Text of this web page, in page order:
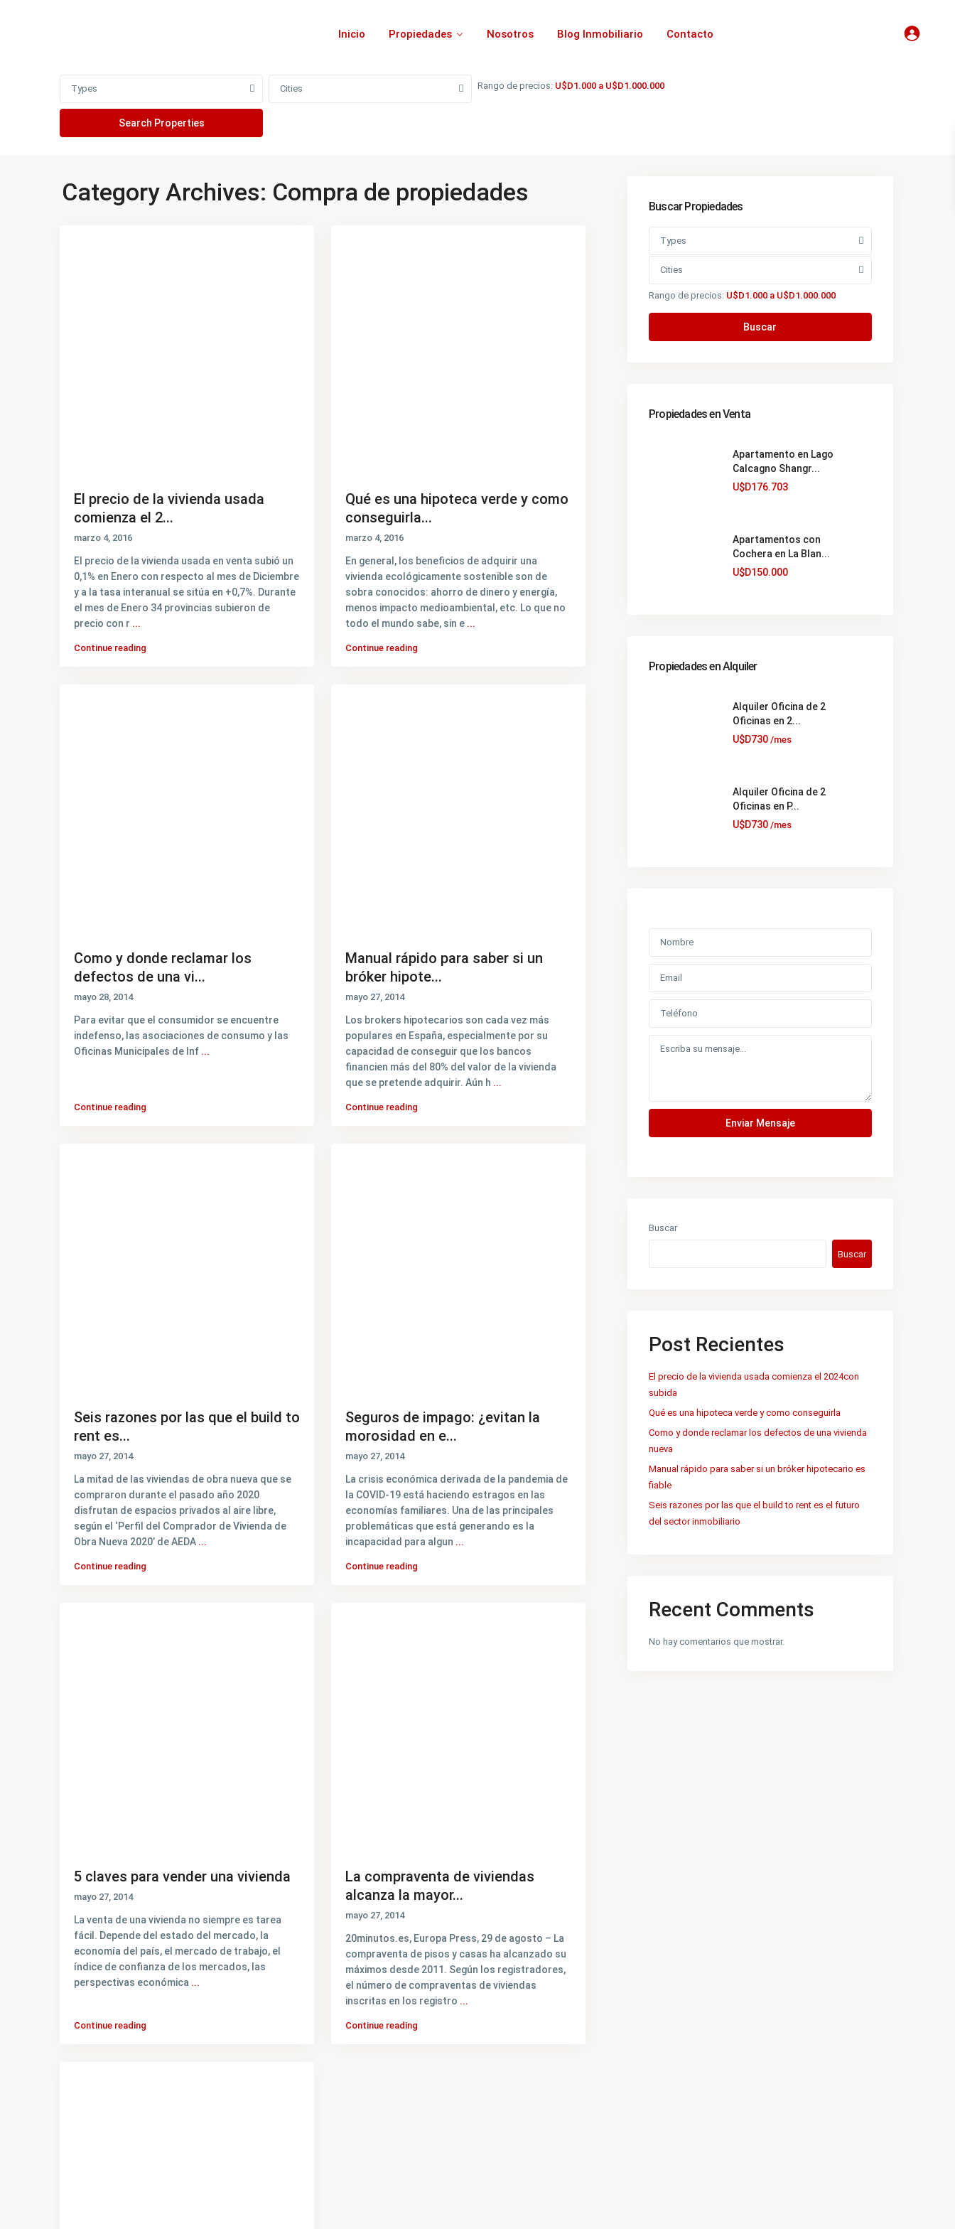
Inicio Propiedades Nosotros Blog Inmobiliario
Contacto
Types Cities Rango de precios: U$D1.000 a U$D1.000.000
Category Archives: Compra de propiedades
El precio de la vivienda usada
comienza el 2...
marzo 4, 2016
El precio de la vivienda usada en venta subió un
0,1% en Enero con respecto al mes de Diciembre
y a la tasa interanual se sitúa en +0,7%. Durante
el mes de Enero 34 provincias subieron de
precio con r ...
Continue reading
Qué es una hipoteca verde y como
conseguirla...
marzo 4, 2016
En general, los beneficios de adquirir una
vivienda ecológicamente sostenible son de
sobra conocidos: ahorro de dinero y energía,
menos impacto medioambiental, etc. Lo que no
todo el mundo sabe, sin e ...
Continue reading
Como y donde reclamar los
defectos de una vi...
mayo 28, 2014
Para evitar que el consumidor se encuentre
indefenso, las asociaciones de consumo y las
Oficinas Municipales de Inf ...
Continue reading
Manual rápido para saber si un
bróker hipote...
mayo 27, 2014
Los brokers hipotecarios son cada vez más
populares en España, especialmente por su
capacidad de conseguir que los bancos
financien más del 80% del valor de la vivienda
que se pretende adquirir. Aún h ...
Continue reading
Seis razones por las que el build to
rent es...
mayo 27, 2014
La mitad de las viviendas de obra nueva que se
compraron durante el pasado año 2020
disfrutan de espacios privados al aire libre,
según el ‘Perfil del Comprador de Vivienda de
Obra Nueva 2020’ de AEDA ...
Continue reading
Seguros de impago: ¿evitan la
morosidad en e...
mayo 27, 2014
La crisis económica derivada de la pandemia de
la COVID-19 está haciendo estragos en las
economías familiares. Una de las principales
problemáticas que está generando es la
incapacidad para algun ...
Continue reading
5 claves para vender una vivienda
mayo 27, 2014
La venta de una vivienda no siempre es tarea
fácil. Depende del estado del mercado, la
economía del país, el mercado de trabajo, el
índice de confianza de los mercados, las
perspectivas económica ...
Continue reading
La compraventa de viviendas
alcanza la mayor...
mayo 27, 2014
20minutos.es, Europa Press, 29 de agosto – La
compraventa de pisos y casas ha alcanzado su
máximos desde 2011. Según los registradores,
el número de compraventas de viviendas
inscritas en los registro ...
Continue reading
Buscar Propiedades
Types
Cities
Rango de precios: U$D1.000 a U$D1.000.000
Buscar
Propiedades en Venta
Apartamento en Lago
Calcagno Shangr...
U$D176.703
Apartamentos con
Cochera en La Blan...
U$D150.000
Propiedades en Alquiler
Alquiler Oficina de 2
Oficinas en 2...
U$D730 /mes
Alquiler Oficina de 2
Oficinas en P...
U$D730 /mes
Enviar Mensaje
Buscar
Buscar
Post Recientes
El precio de la vivienda usada comienza el 2024con
subida
Qué es una hipoteca verde y como conseguirla
Como y donde reclamar los defectos de una vivienda
nueva
Manual rápido para saber si un bróker hipotecario es
fiable
Seis razones por las que el build to rent es el futuro
del sector inmobiliario
Recent Comments
No hay comentarios que mostrar.
Contacto
La dirección es: Avenida de las Américas 6000, Portal
Américas, piso 3 cowork, oficina 06
+59898999820
info@inmobiliariaforjan.com
Ultimas Propiedades
Apartamento en Lago Calcagno
Shangr...
U$D176.703